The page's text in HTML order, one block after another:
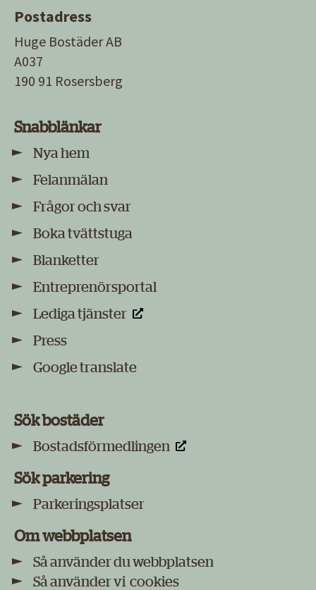
Postadress
Huge Bostäder AB
A037
190 91 Rosersberg
Snabblänkar
Nya hem
Felanmälan
Frågor och svar
Boka tvättstuga
Blanketter
Entreprenörsportal
Lediga tjänster
Press
Google translate
Sök bostäder
Bostadsförmedlingen
Sök parkering
Parkeringsplatser
Om webbplatsen
Så använder du webbplatsen
Så använder vi cookies